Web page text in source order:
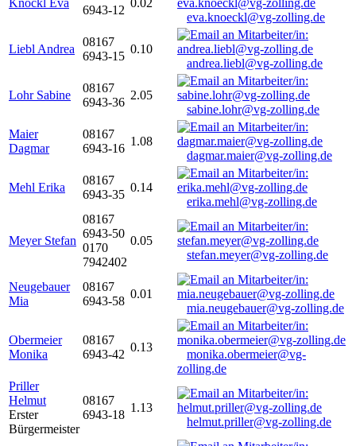
Knöckl Eva
6943-12
0.02
eva.knoeckl@vg-zolling.de
Liebl Andrea
08167
6943-15
0.10
andrea.liebl@vg-zolling.de
Lohr Sabine
08167
6943-36
2.05
sabine.lohr@vg-zolling.de
Maier
Dagmar
08167
6943-16
1.08
dagmar.maier@vg-zolling.de
Mehl Erika
08167
6943-35
0.14
erika.mehl@vg-zolling.de
Meyer Stefan
08167
6943-50
0170
7942402
0.05
stefan.meyer@vg-zolling.de
Neugebauer
Mia
08167
6943-58
0.01
mia.neugebauer@vg-zolling.de
Obermeier
Monika
08167
6943-42
0.13
monika.obermeier@vg-
zolling.de
Priller
Helmut
Erster
Bürgermeister
08167
6943-18
1.13
helmut.priller@vg-zolling.de